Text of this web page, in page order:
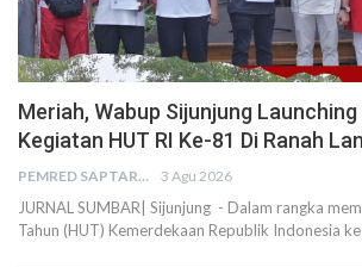
Meriah, Wabup Sijunjung
Kegiatan HUT RI Ke-81 Di Ranah
PEMRED SAPTARIUS 3 Agu 2026
JURNAL SUMBAR| Sijunjung - Dalam rangka
Tahun (HUT) Kemerdekaan Republik Indonesia